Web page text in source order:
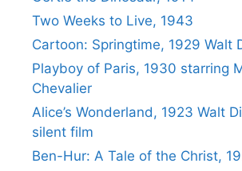
Two Weeks to Live, 1943
Cartoon: Springtime, 1929 Walt
Playboy of Paris, 1930 starring
Chevalier
Alice’s Wonderland, 1923 Walt
silent film
Ben-Hur: A Tale of the Christ,